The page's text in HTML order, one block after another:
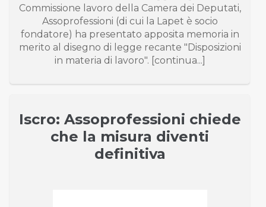
Commissione lavoro della Camera dei Deputati,
Assoprofessioni (di cui la Lapet è socio
fondatore) ha presentato apposita memoria in
merito al disegno di legge recante "Disposizioni
in materia di lavoro". [continua...]
Iscro: Assoprofessioni chiede
che la misura diventi
definitiva